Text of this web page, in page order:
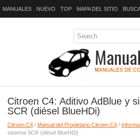
MANUALES NUEVO TOP MAPA DEL SITIO
Citroen C4: Aditivo AdBlue y
SCR (diésel BlueHDi)
Citroen C4 / Manual del Propietario Citroen C4 /
sistema SCR (diésel BlueHDi)